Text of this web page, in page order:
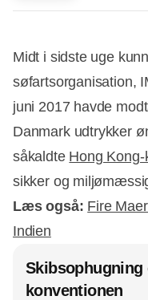
Midt i sidste uge
søfartsorganisation,
juni 2017 havde
Danmark udtrykker
såkaldte Hong
sikker og
Læs også: Fire
Indien
Skibsophugning
konventionen